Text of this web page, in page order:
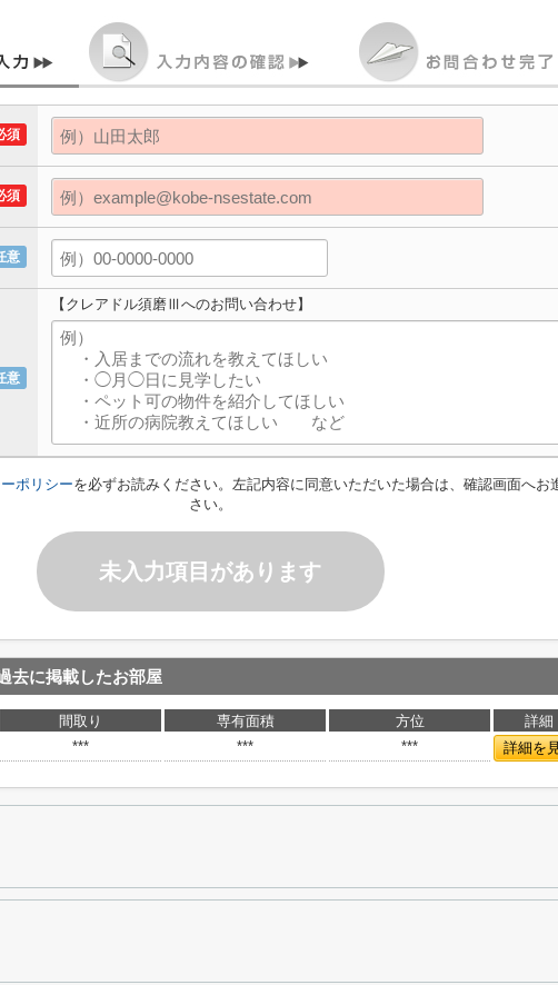
須
須
意
意
【クレアドル須磨Ⅲへのお問い合わせ】
ポリシーを必ずお読みください。左記内容に同意いただいた場合は、確認画面へお
さい。
未入力項目があります
去に掲載したお部屋
間取り 専有面積 方位
詳細
*** *** *** 詳細を